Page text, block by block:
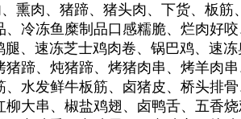
肉、猪蹄、猪头肉、下货、板筋
冷冻鱼糜制品口感糯脆、烂肉好
、速冻芝士鸡肉卷、锅巴鸡、速
蹄、炖猪蹄、烤猪肉串、烤羊肉
水发鲜牛板筋、卤猪皮、桥头排
大串、椒盐鸡翅、卤鸭舌、五香